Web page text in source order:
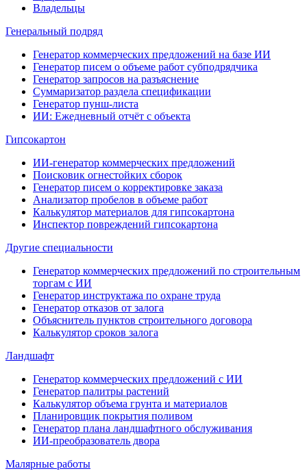
Владельцы
Генеральный подряд
Генератор коммерческих предложений на базе ИИ
Генератор писем о объеме работ субподрядчика
Генератор запросов на разъяснение
Суммаризатор раздела спецификации
Генератор пунш-листа
ИИ: Ежедневный отчёт с объекта
Гипсокартон
ИИ-генератор коммерческих предложений
Поисковик огнестойких сборок
Генератор писем о корректировке заказа
Анализатор пробелов в объеме работ
Калькулятор материалов для гипсокартона
Инспектор повреждений гипсокартона
Другие специальности
Генератор коммерческих предложений по строительным
торгам с ИИ
Генератор инструктажа по охране труда
Генератор отказов от залога
Объяснитель пунктов строительного договора
Калькулятор сроков залога
Ландшафт
Генератор коммерческих предложений с ИИ
Генератор палитры растений
Калькулятор объема грунта и материалов
Планировщик покрытия поливом
Генератор плана ландшафтного обслуживания
ИИ-преобразователь двора
Малярные работы